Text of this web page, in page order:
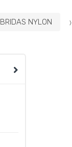
c
BRIDAS NYLON